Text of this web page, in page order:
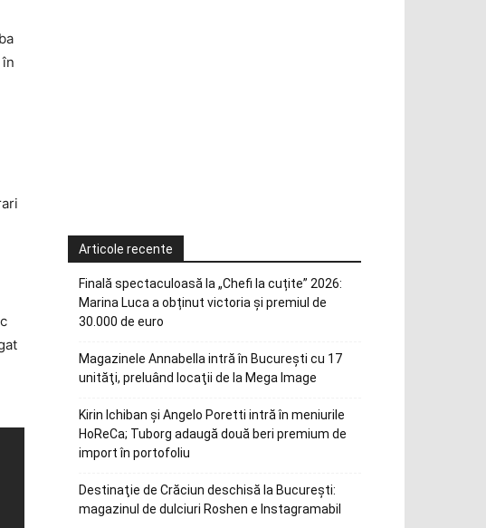
Articole recente
Finală spectaculoasă la „Chefi la cuțite” 2026:
Marina Luca a obținut victoria și premiul de
30.000 de euro
Magazinele Annabella intră în Bucureşti cu 17
unităţi, preluând locaţii de la Mega Image
Kirin Ichiban și Angelo Poretti intră în meniurile
HoReCa; Tuborg adaugă două beri premium de
import în portofoliu
Destinaţie de Crăciun deschisă la Bucureşti:
magazinul de dulciuri Roshen e Instagramabil